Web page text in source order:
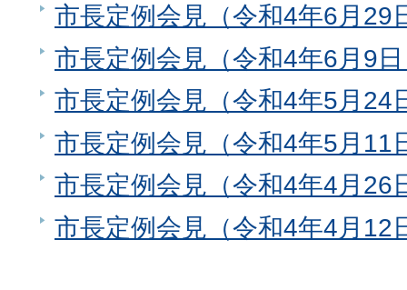
市長定例会見（令和4年6月29
市長定例会見（令和4年6月9
市長定例会見（令和4年5月24
市長定例会見（令和4年5月11
市長定例会見（令和4年4月26
市長定例会見（令和4年4月12